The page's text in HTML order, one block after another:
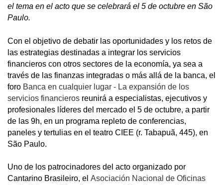
el tema en el acto que se celebrará el 5 de octubre en São
Paulo.
Con el objetivo de debatir las oportunidades y los retos de
las estrategias destinadas a integrar los servicios
financieros con otros sectores de la economía, ya sea a
través de las finanzas integradas o más allá de la banca, el
foro Banca en cualquier lugar - La expansión de los
servicios financieros reunirá a especialistas, ejecutivos y
profesionales líderes del mercado el 5 de octubre, a partir
de las 9h, en un programa repleto de conferencias,
paneles y tertulias en el teatro CIEE (r. Tabapuã, 445), en
São Paulo.
Uno de los patrocinadores del acto organizado por
Cantarino Brasileiro, el Asociación Nacional de Oficinas